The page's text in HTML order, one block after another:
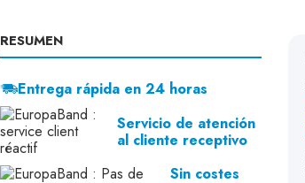
RESUMEN
Entrega rápida en 24 horas
Servicio de atención
al cliente receptivo
Sin costes